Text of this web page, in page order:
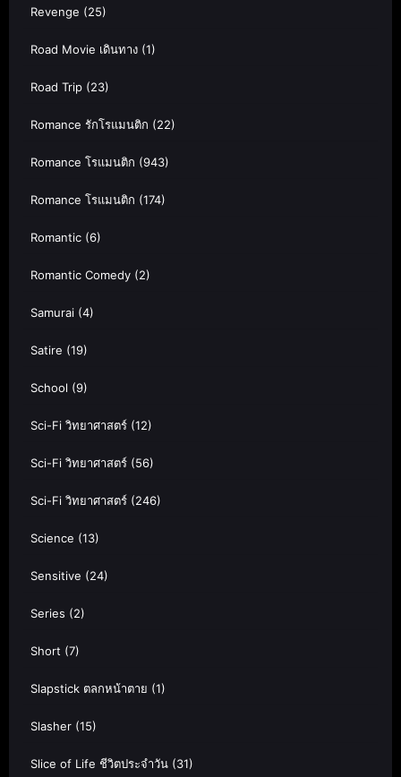
Revenge (25)
Road Movie เดินทาง (1)
Road Trip (23)
Romance รักโรแมนติก (22)
Romance โรแมนติก (943)
Romance โรแมนติก (174)
Romantic (6)
Romantic Comedy (2)
Samurai (4)
Satire (19)
School (9)
Sci-Fi วิทยาศาสตร์ (12)
Sci-Fi วิทยาศาสตร์ (56)
Sci-Fi วิทยาศาสตร์ (246)
Science (13)
Sensitive (24)
Series (2)
Short (7)
Slapstick ตลกหน้าตาย (1)
Slasher (15)
Slice of Life ชีวิตประจำวัน (31)